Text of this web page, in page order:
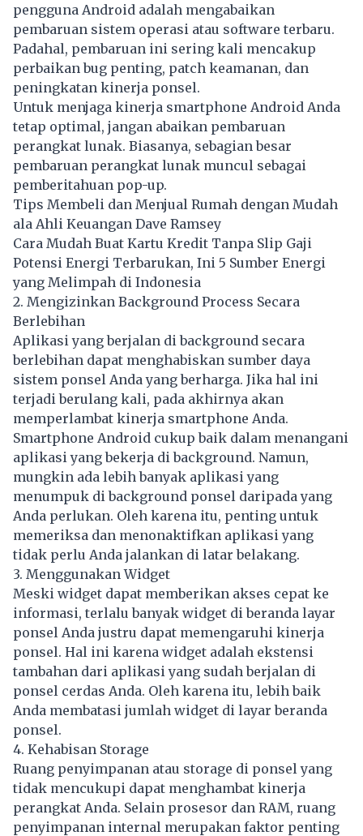
pengguna Android adalah mengabaikan
pembaruan sistem operasi atau software terbaru.
Padahal, pembaruan ini sering kali mencakup
perbaikan bug penting, patch keamanan, dan
peningkatan kinerja ponsel.
Untuk menjaga kinerja smartphone Android Anda
tetap optimal, jangan abaikan pembaruan
perangkat lunak. Biasanya, sebagian besar
pembaruan perangkat lunak muncul sebagai
pemberitahuan pop-up.
Tips Membeli dan Menjual Rumah dengan Mudah
ala Ahli Keuangan Dave Ramsey
Cara Mudah Buat Kartu Kredit Tanpa Slip Gaji
Potensi Energi Terbarukan, Ini 5 Sumber Energi
yang Melimpah di Indonesia
2. Mengizinkan Background Process Secara
Berlebihan
Aplikasi yang berjalan di background secara
berlebihan dapat menghabiskan sumber daya
sistem ponsel Anda yang berharga. Jika hal ini
terjadi berulang kali, pada akhirnya akan
memperlambat kinerja smartphone Anda.
Smartphone Android cukup baik dalam menangani
aplikasi yang bekerja di background. Namun,
mungkin ada lebih banyak aplikasi yang
menumpuk di background ponsel daripada yang
Anda perlukan. Oleh karena itu, penting untuk
memeriksa dan menonaktifkan aplikasi yang
tidak perlu Anda jalankan di latar belakang.
3. Menggunakan Widget
Meski widget dapat memberikan akses cepat ke
informasi, terlalu banyak widget di beranda layar
ponsel Anda justru dapat memengaruhi kinerja
ponsel. Hal ini karena widget adalah ekstensi
tambahan dari aplikasi yang sudah berjalan di
ponsel cerdas Anda. Oleh karena itu, lebih baik
Anda membatasi jumlah widget di layar beranda
ponsel.
4. Kehabisan Storage
Ruang penyimpanan atau storage di ponsel yang
tidak mencukupi dapat menghambat kinerja
perangkat Anda. Selain prosesor dan RAM, ruang
penyimpanan internal merupakan faktor penting